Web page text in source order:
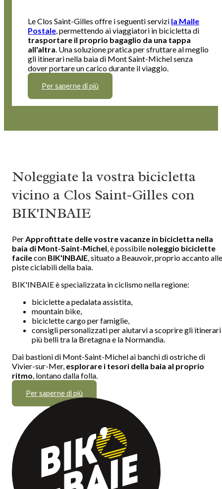
Le Clos Saint-Gilles offre i seguenti servizi la Malle
Postale , permettendo ai viaggiatori in bicicletta di
trasportare il proprio bagaglio da una tappa
all'altra . Una soluzione pratica per sfruttare al meglio
gli itinerari nella baia di Mont Saint-Michel senza
dover portare un carico durante il viaggio.
Per saperne di più
Noleggiate la vostra bicicletta
vicino a Clos Saint-Gilles con
BIK'INBAIE
Per Approfittate delle vostre vacanze in bicicletta nella
baia di Mont-Saint-Michel , è possibile noleggio biciclette
facilecon BIK'INBAIE , situato a Beauvoir, proprio accanto alle
piste ciclabili della baia.
BIK'INBAIE è specializzata in ciclismo nella regione:
biciclette a pedalata assistita,
mountain bike,
biciclette cargo per famiglie,
consigli personalizzati per aiutarvi a scoprire gli itinerari
più belli tra la Bretagna e la Normandia.
Dai bastioni di Mont-Saint-Michel ai banchi di ostriche di
Vivier-sur-Mer, esplorare i tesori della baia al proprio
ritmo , lontano dalla folla.
Per saperne di più